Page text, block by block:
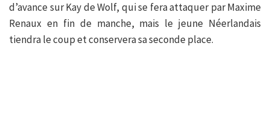
d’avance sur Kay de Wolf, qui se fera attaquer par Maxime
Renaux en fin de manche, mais le jeune Néerlandais
tiendra le coup et conservera sa seconde place.